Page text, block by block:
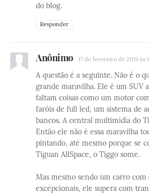
do blog.
Responder
Anônimo 17 de fevereiro de 2019 às
A questão é a seguinte. Nâo é o
grande maravilha. Ele é um SUV
faltam coisas como um motor
faróis de full led, um sistema de
bancos. A central multimídia do
Então ele não é essa maravilha
pintando, até mesmo porque se
Tiguan AllSpace, o Tiggo some.
Mas mesmo sendo um carro com
excepcionais, ele supera com